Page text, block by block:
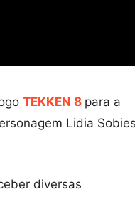
TEKKEN 8 para a
Lidia
diversas